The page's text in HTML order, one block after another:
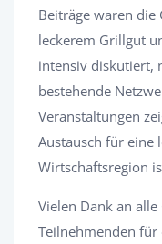
Beiträge waren die
leckerem Grillgut
intensiv diskutiert,
bestehende
Veranstaltungen
Austausch für eine
Wirtschaftsregion
Vielen Dank an
Teilnehmenden für